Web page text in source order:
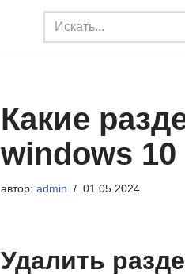
Какие
windows 10
автор: admin 01.05.2024
Удалить